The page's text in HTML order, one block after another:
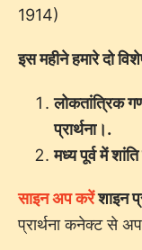
1914)
इस महीने हमारे दो
लोकतांत्रिक
प्रार्थना।.
मध्य पूर्व में
साइन अप करेंशाइन
प्रार्थना कनेक्ट से